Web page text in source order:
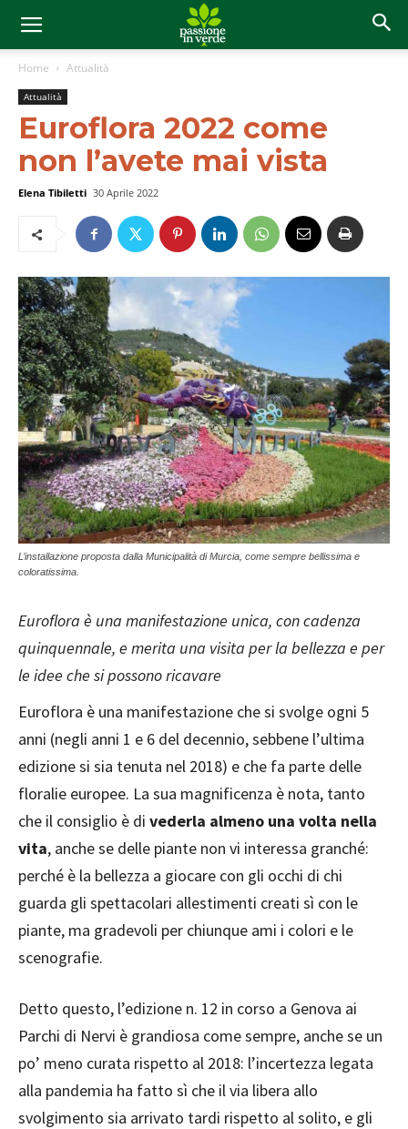
Home Attualità
Attualità
Euroflora 2022 come
non l’avete mai vista
Elena Tibiletti 30 Aprile 2022
L’installazione proposta dalla Municipalità di Murcia, come sempre bellissima e
coloratissima.
Euroflora è una manifestazione unica, con cadenza
quinquennale, e merita una visita per la bellezza e per
le idee che si possono ricavare
Euroflora è una manifestazione che si svolge ogni 5
anni (negli anni 1 e 6 del decennio, sebbene l’ultima
edizione si sia tenuta nel 2018) e che fa parte delle
floralie europee. La sua magnificenza è nota, tanto
che il consiglio è di vederla almeno una volta nella
vita, anche se delle piante non vi interessa granché:
perché è la bellezza a giocare con gli occhi di chi
guarda gli spettacolari allestimenti creati sì con le
piante, ma gradevoli per chiunque ami i colori e le
scenografie.
Detto questo, l’edizione n. 12 in corso a Genova ai
Parchi di Nervi è grandiosa come sempre, anche se un
po’ meno curata rispetto al 2018: l’incertezza legata
alla pandemia ha fatto sì che il via libera allo
svolgimento sia arrivato tardi rispetto al solito, e gli